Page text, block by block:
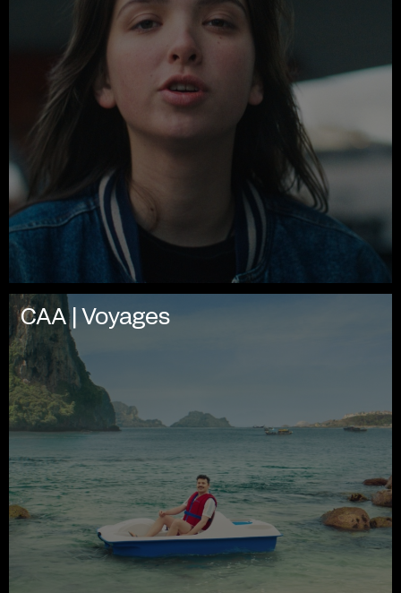
CAA | Voyages